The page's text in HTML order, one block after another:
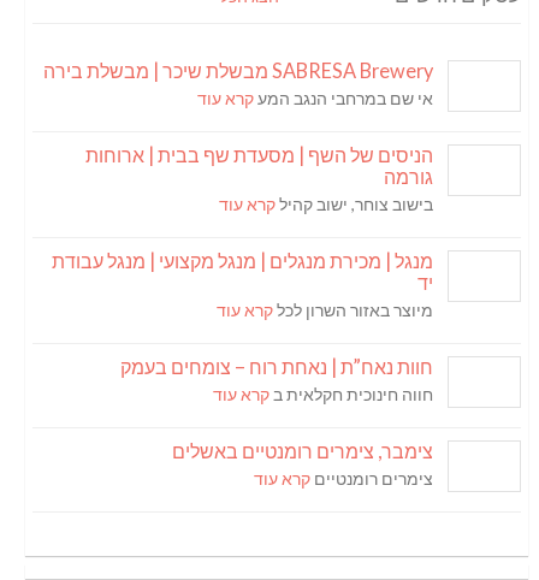
SABRESA Brewery מבשלת שיכר | מבשלת בירה
אי שם במרחבי הנגב המעקרא עוד
הניסים של השף | מסעדת שף בבית | ארוחות
גורמה
בישוב צוחר, ישוב קהילקרא עוד
מנגל | מכירת מנגלים | מנגל מקצועי | מנגל עבודת
יד
מיוצר באזור השרון לכלקרא עוד
חוות נאח”ת | נאחת רוח – צומחים בעמק
חווה חינוכית חקלאית ב קרא עוד
צימבר, צימרים רומנטיים באשלים
צימרים רומנטיים קרא עוד